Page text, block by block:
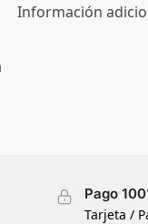
Información
Pago
Tarjeta /